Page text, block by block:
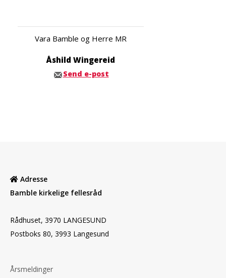
Vara Bamble og Herre MR
Åshild Wingereid
Send e-post
Adresse
Bamble kirkelige fellesråd
Rådhuset, 3970 LANGESUND
Postboks 80, 3993 Langesund
Årsmeldinger